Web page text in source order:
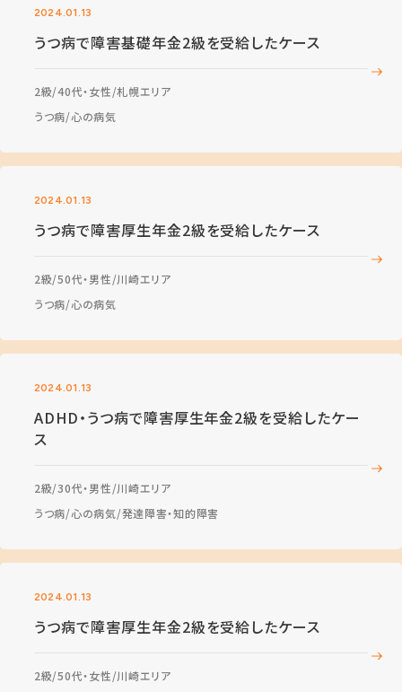
2024.01.13
うつ病で障害基礎年金2級を受給したケース
2級 40代・女性 札幌エリア
うつ病 心の病気
2024.01.13
うつ病で障害厚生年金2級を受給したケース
2級 50代・男性 川崎エリア
うつ病 心の病気
2024.01.13
ADHD・うつ病で障害厚生年金2級を受給したケー
ス
2級 30代・男性 川崎エリア
うつ病 心の病気 発達障害・知的障害
2024.01.13
うつ病で障害厚生年金2級を受給したケース
2級 50代・女性 川崎エリア